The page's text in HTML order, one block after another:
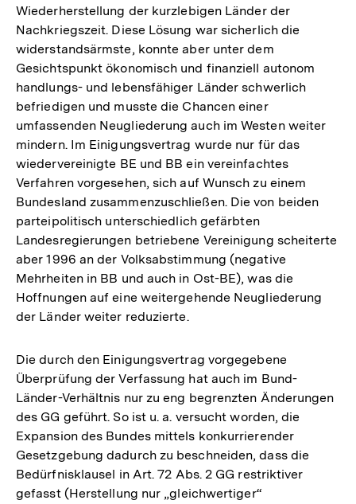
Wiederherstellung der kurzlebigen Länder der
Nachkriegszeit. Diese Lösung war sicherlich die
widerstandsärmste, konnte aber unter dem
Gesichtspunkt ökonomisch und finanziell autonom
handlungs- und lebensfähiger Länder schwerlich
befriedigen und musste die Chancen einer
umfassenden Neugliederung auch im Westen weiter
mindern. Im Einigungsvertrag wurde nur für das
wiedervereinigte BE und BB ein vereinfachtes
Verfahren vorgesehen, sich auf Wunsch zu einem
Bundesland zusammenzuschließen. Die von beiden
parteipolitisch unterschiedlich gefärbten
Landesregierungen betriebene Vereinigung scheiterte
aber 1996 an der Volksabstimmung (negative
Mehrheiten in BB und auch in Ost-BE), was die
Hoffnungen auf eine weitergehende Neugliederung
der Länder weiter reduzierte.
Die durch den Einigungsvertrag vorgegebene
Überprüfung der Verfassung hat auch im Bund-
Länder-Verhältnis nur zu eng begrenzten Änderungen
des GG geführt. So ist u. a. versucht worden, die
Expansion des Bundes mittels konkurrierender
Gesetzgebung dadurch zu beschneiden, dass die
Bedürfnisklausel in Art. 72 Abs. 2 GG restriktiver
gefasst (Herstellung nur „gleichwertiger“